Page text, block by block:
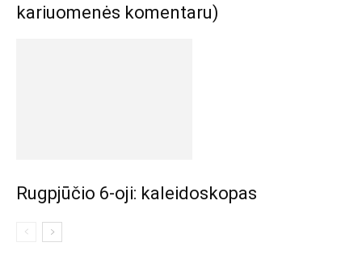
kariuomenės komentaru)
Rugpjūčio 6-oji: kaleidoskopas